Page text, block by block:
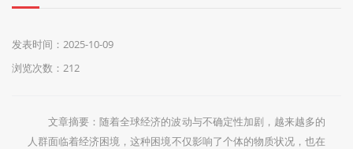
发表时间：2025-10-09
浏览次数：212
文章摘要：随着全球经济的波动与不确定性加剧，越来越多的
人群面临着经济困境，这种困境不仅影响了个体的物质状况，也在